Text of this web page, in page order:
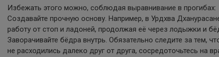
Избежать этого можно, соблюдая выравнивание в прогибах:
Создавайте прочную основу. Например, в Урдхва
работу от стоп и ладоней, продолжая её через лодыжки и
Заворачивайте бёдра внутрь. Обязательно следите за тем,
не расходились далеко друг от друга, сосредоточьтесь на